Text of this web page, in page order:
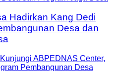
Hadirkan Kang Dedi
Desa dan